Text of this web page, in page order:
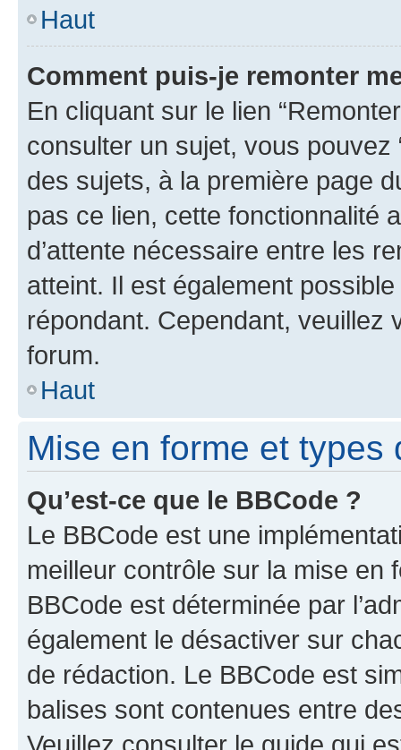
Haut
Comment puis-je remonter
En cliquant sur le lien
consulter un sujet, vous pouvez
des sujets, à la première page
pas ce lien, cette fonctionnalité
d’attente nécessaire entre les
atteint. Il est également
répondant. Cependant,
forum.
Haut
Mise en forme et types
Qu’est-ce que le BBCode ?
Le BBCode est une
meilleur contrôle sur la mise en
BBCode est déterminée par
également le désactiver sur
de rédaction. Le BBCode est
balises sont contenues entre
Veuillez consulter le guide qui